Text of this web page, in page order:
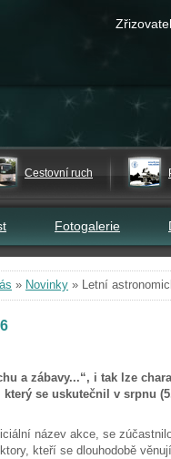
Cestovní ruch
Fotogalerie
» Novinky » Letní
a zábavy...“, i tak lze
se uskutečnil v srpnu
název akce, se
kteří se dlouhodobě